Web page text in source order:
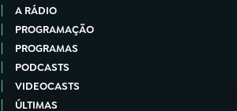
A RÁDIO
PROGRAMAÇÃO
PROGRAMAS
PODCASTS
VIDEOCASTS
ÚLTIMAS